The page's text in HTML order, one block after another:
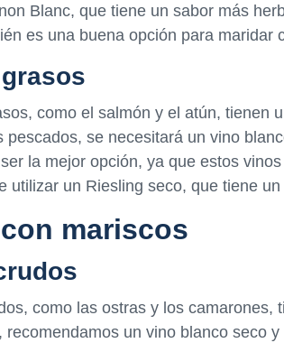
Blanc, que tiene un sabor más
es una buena opción para maridar
como el salmón y el atún, tienen
pescados, se necesitará un vino
la mejor opción, ya que estos
utilizar un Riesling seco, que tiene
mariscos
como las ostras y los camarones,
recomendamos un vino blanco seco